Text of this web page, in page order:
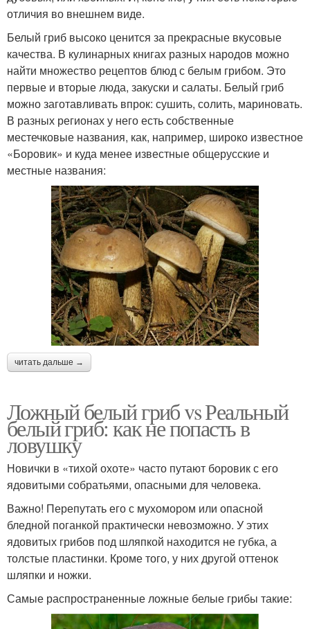
отличия во внешнем виде.
Белый гриб высоко ценится за прекрасные вкусовые
качества. В кулинарных книгах разных народов можно
найти множество рецептов блюд с белым грибом. Это
первые и вторые люда, закуски и салаты. Белый гриб
можно заготавливать впрок: сушить, солить, мариновать.
В разных регионах у него есть собственные
местечковые названия, как, например, широко известное
«Боровик» и куда менее известные общерусские и
местные названия:
читать дальше →
Ложный белый гриб vs Реальный
белый гриб: как не попасть в
ловушку
Новички в «тихой охоте» часто путают боровик с его
ядовитыми собратьями, опасными для человека.
Важно! Перепутать его с мухомором или опасной
бледной поганкой практически невозможно. У этих
ядовитых грибов под шляпкой находится не губка, а
толстые пластинки. Кроме того, у них другой оттенок
шляпки и ножки.
Самые распространенные ложные белые грибы такие: